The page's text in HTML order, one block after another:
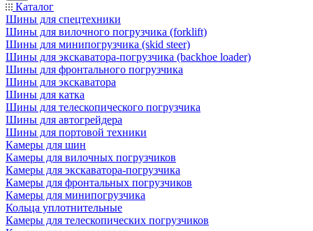
Каталог
Шины для спецтехники
Шины для вилочного погрузчика (forklift)
Шины для минипогрузчика (skid steer)
Шины для экскаватора-погрузчика (backhoe loader)
Шины для фронтального погрузчика
Шины для экскаватора
Шины для катка
Шины для телескопического погрузчика
Шины для автогрейдера
Шины для портовой техники
Камеры для шин
Камеры для вилочных погрузчиков
Камеры для экскаватора-погрузчика
Камеры для фронтальных погрузчиков
Камеры для минипогрузчика
Кольца уплотнительные
Камеры для телескопических погрузчиков